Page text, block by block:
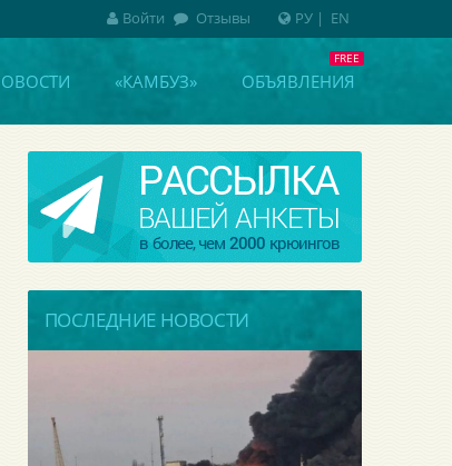
«КАМБУЗ» ОБЪЯВЛЕНИЯ
ПОСЛЕДНИЕ НОВОСТИ
РУ| EN
Войти Отзывы